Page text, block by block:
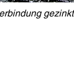
gezinkt